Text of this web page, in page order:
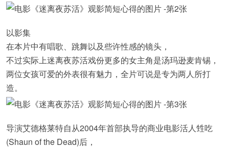
以影集
在本片中有唱歌、跳舞以及些许性感的镜头，
不过实际上迷离夜苏活戏份更多的女主角是汤玛逊麦肯锡，
两位女孩可爱的外表很有魅力，全片可说是专为两人所打
造。
导演艾德格莱特自从2004年首部执导的商业电影活人甡吃
(Shaun of the Dead)后，